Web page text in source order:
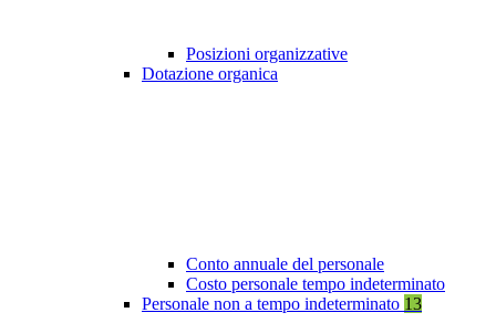
Posizioni organizzative
Dotazione organica
Conto annuale del personale
Costo personale tempo indeterminato
Personale non a tempo indeterminato 13